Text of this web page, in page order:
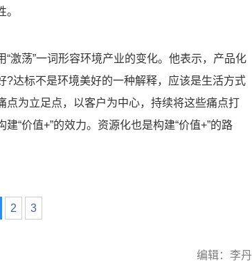
激荡”一词形容环境产业的变化。他表示，产品化
达标不是环境美好的一种解释，应该是生活方式
为立足点，以客户为中心，持续将这些痛点打
“价值+”的效力。资源化也是构建“价值+”的路
2 3
编辑：李丹